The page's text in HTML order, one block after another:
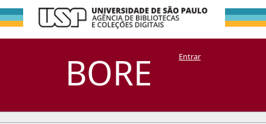
BORE
Filtrar por:
Assunto
DSpace/Manakin + CoriscoEntrar